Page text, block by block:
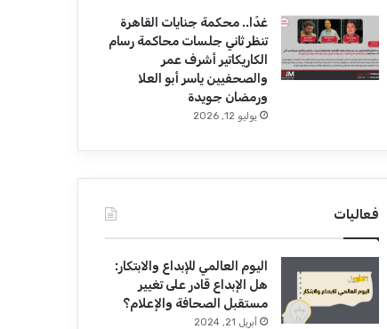
غدًا.. محكمة جنايات القاهرة
تنظر ثاني جلسات محاكمة رسام
الكاريكاتير أشرف عمر
والصحفيين ياسر أبو العلا
ورمضان جويدة
يوليو 12, 2026
فعاليات
اليوم العالمي للإبداع والابتكار:
هل الإبداع قادر على تغيير
مستقبل الصحافة والإعلام؟
أبريل 21, 2024